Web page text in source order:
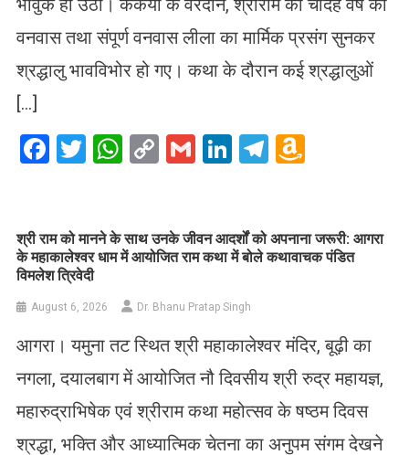
वनवास तथा संपूर्ण वनवास लीला का मार्मिक प्रसंग सुनकर
श्रद्धालु भावविभोर हो गए। कथा के दौरान कई श्रद्धालुओं
[…]
Facebook
Twitter
WhatsApp
CopyGmailLinkedIn
Telegram
​श्री राम को मानने के साथ उनके जीवन आदर्शों को अपनाना जरूरी: आगरा
के महाकालेश्वर धाम में आयोजित राम कथा में बोले कथावाचक पंडित
विमलेश त्रिवेदी
August 6, 2026 Dr. Bhanu Pratap Singh
आगरा। यमुना तट स्थित श्री महाकालेश्वर मंदिर, बूढ़ी का
नगला, दयालबाग में आयोजित नौ दिवसीय श्री रुद्र महायज्ञ,
महारुद्राभिषेक एवं श्रीराम कथा महोत्सव के षष्ठम दिवस
श्रद्धा, भक्ति और आध्यात्मिक चेतना का अनुपम संगम देखने